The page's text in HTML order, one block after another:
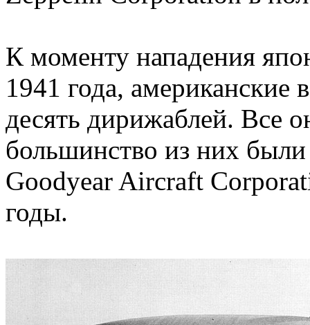
К моменту нападения
1941 года,
десять дирижаблей. Все
большинство из них
Goodyear Aircraft
годы.